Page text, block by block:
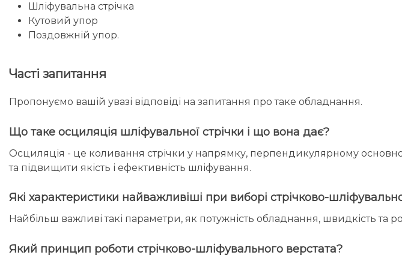
Шліфувальна стрічка
Кутовий упор
Поздовжній упор.
Часті запитання
Пропонуємо вашій увазі відповіді на запитання про таке обладнання.
Що таке осциляція шліфувальної стрічки і що вона дає?
Осциляція - це коливання стрічки у напрямку, перпендикулярному
та підвищити якість і ефективність шліфування.
Які характеристики найважливіші при виборі стрічково-
Найбільш важливі такі параметри, як потужність обладнання, швидкість та
Який принцип роботи стрічково-шліфувального верстата?